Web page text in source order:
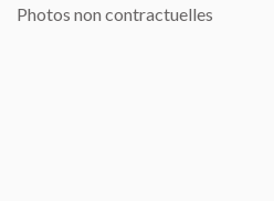
Photos non contractuelles